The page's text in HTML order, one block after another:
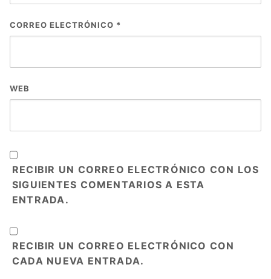
CORREO ELECTRÓNICO *
WEB
RECIBIR UN CORREO ELECTRÓNICO CON LOS
SIGUIENTES COMENTARIOS A ESTA
ENTRADA.
RECIBIR UN CORREO ELECTRÓNICO CON
CADA NUEVA ENTRADA.